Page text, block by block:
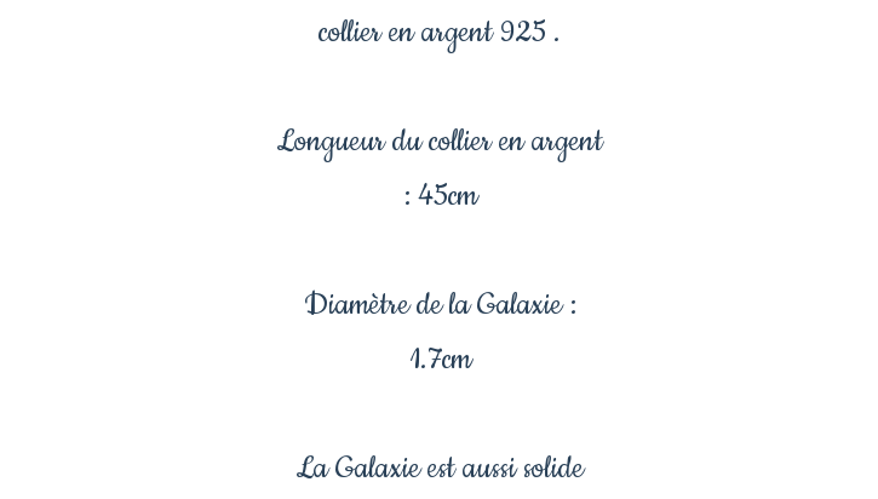
collier en argent 925 .
Longueur du collier en argent
: 45cm
Diamètre de la Galaxie :
1.7cm
La Galaxie est aussi solide